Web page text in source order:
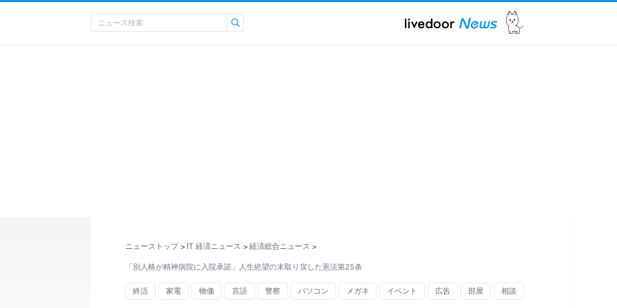
ニューストップ > IT 経済ニュース > 経済総合ニュース >
「別人格が精神病院に入院承諾」人生絶望の末取り戻した憲法第25条
終活 家電 物価 言語 警察 パソコン メガネ イベント 広告 部屋 相談